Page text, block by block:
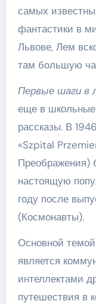
самых
фантастики в
Львове, Лем
там большую
Первые шаги в
еще в школьные
рассказы. В
«Szpital
Преображения)
настоящую
году после
(Космонавты).
Основной
является
интеллектами
путешествия в